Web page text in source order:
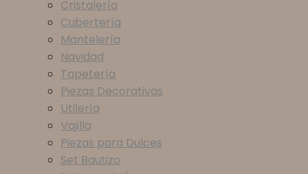
Cristalería
Cubertería
Mantelería
Navidad
Tapetería
Piezas Decorativas
Utilería
Vajilla
Piezas para Dulces
Set Bautizo